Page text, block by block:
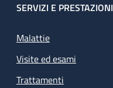
SERVIZI E PRESTAZIONI
Malattie
Visite ed esami
Trattamenti